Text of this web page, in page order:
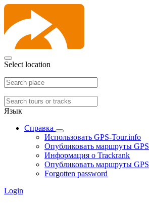
Select location
Язык
Справка
Использовать GPS-Tour.info
Опубликовать маршруты GPS
Информация о Trackrank
Опубликовать маршруты GPS
Forgotten password
Login